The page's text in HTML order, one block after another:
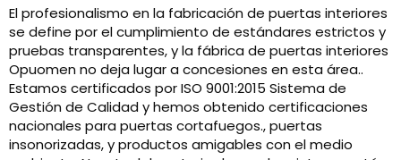
El profesionalismo en la fabricación de puertas interiores
se define por el cumplimiento de estándares estrictos y
pruebas transparentes, y la fábrica de puertas interiores
Opuomen no deja lugar a concesiones en esta área..
Estamos certificados por ISO 9001:2015 Sistema de
Gestión de Calidad y hemos obtenido certificaciones
nacionales para puertas cortafuegos., puertas
insonorizadas, y productos amigables con el medio